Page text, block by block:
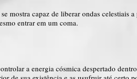
mostra capaz de liberar ondas celestiais
entrar em um coma.
a energia cósmica despertado